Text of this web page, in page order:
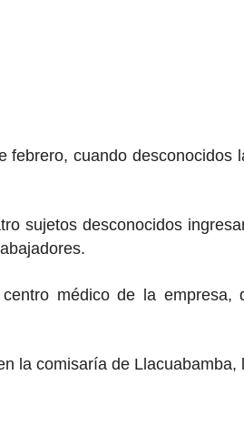
cuando
sujetos desconocidos
médico de la
la comisaría de Llacuabamba,